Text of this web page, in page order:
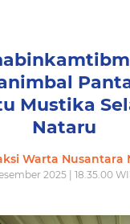
Mustika
Nataru
Warta Nusantara
2025 | 18.35.00